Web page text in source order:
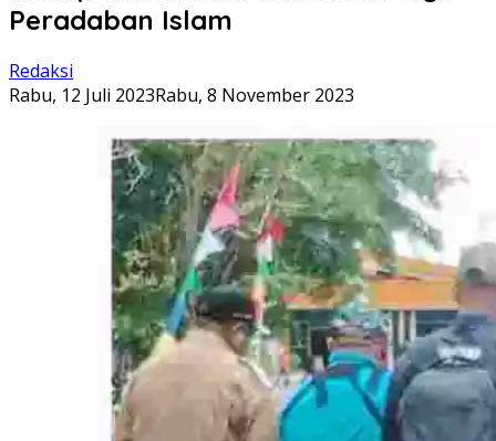
Peradaban Islam
Redaksi
Rabu, 12 Juli 2023Rabu, 8 November 2023